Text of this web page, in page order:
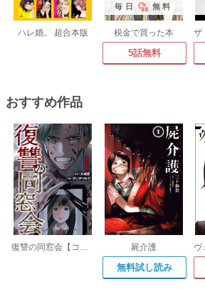
ハレ婚。 超合本版
毎日 無料
税金で買った本
5話無料
おすすめ作品
復讐の同窓会【コミックス版】 屍介護
無料試し読み